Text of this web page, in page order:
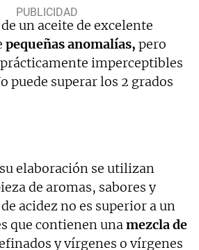
un aceite de excelente
pequeñas anomalías, pero
imperceptibles
puede superar los 2 grados
elaboración se utilizan
de aromas, sabores y
acidez no es superior a un
que contienen unamezcla de
y vírgenes o vírgenes